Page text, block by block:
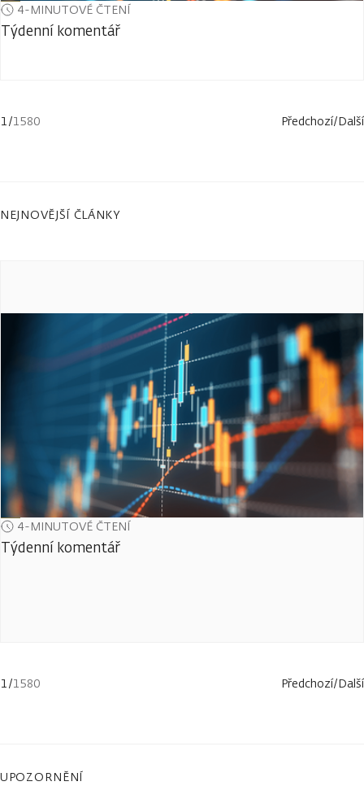
4-MINUTOVÉ ČTENÍ
Týdenní komentář
1/1580 Předchozí/Další
NEJNOVĚJŠÍ ČLÁNKY
4-MINUTOVÉ ČTENÍ
Týdenní komentář
1/1580 Předchozí/Další
UPOZORNĚNÍ